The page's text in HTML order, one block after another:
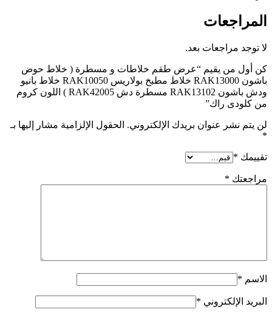
المراجعات
لا توجد مراجعات بعد.
كن أول من يقيم “عرض طقم خلاطات و مسطرة ( خلاط حوض
باشون RAK13000 خلاط مطبخ بولاريس RAK10050 خلاط بانيو
ودش باشون RAK13102 مسطرة دش RAK42005 ) اللون كروم
من كلودى راك”
لن يتم نشر عنوان بريدك الإلكتروني. الحقول الإلزامية مشار إليها بـ
*
تقييمك *
مراجعتك *
الاسم *
البريد الإلكتروني *